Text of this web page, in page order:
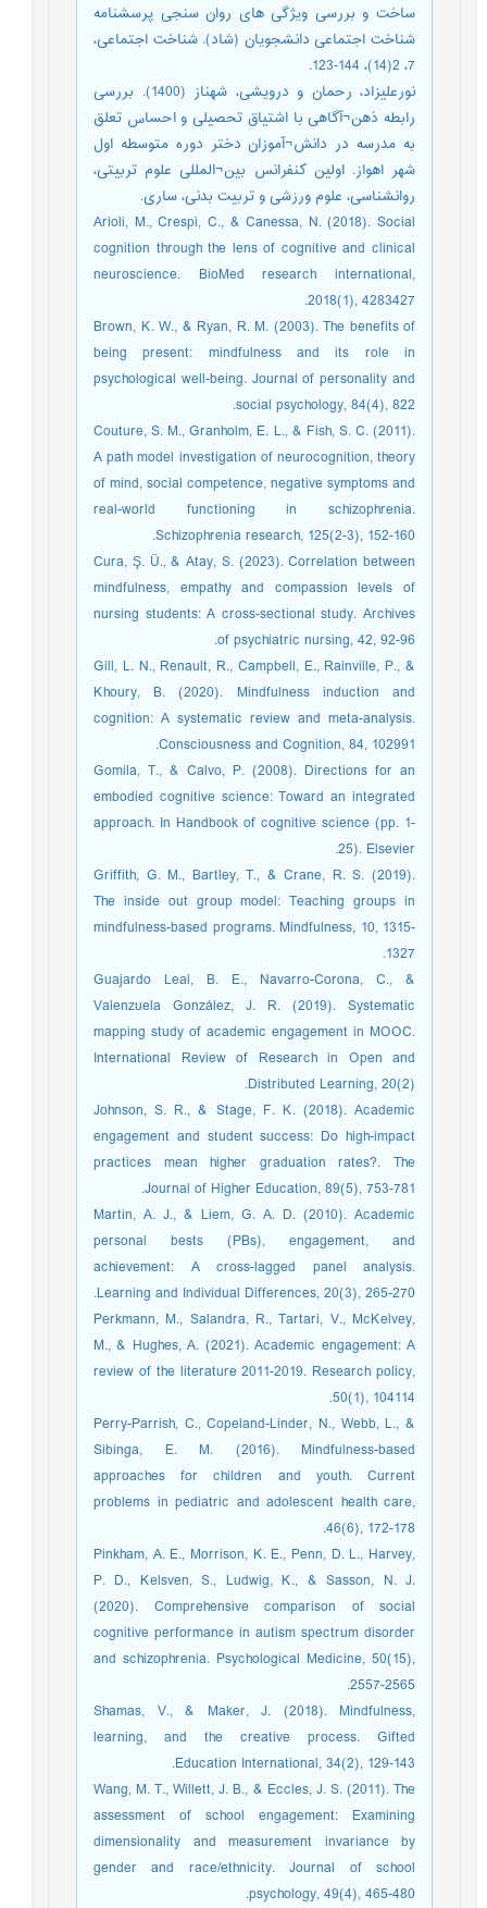
ساخت و بررسی ویژگی های روان سنجی پرسشنامه
شناخت اجتماعی دانشجویان (شاد). شناخت اجتماعی،
7، 2(14)، 144-123.
نورعلیزاد، رحمان و درویشی، شهناز (1400). بررسی
رابطه ذهن¬آگاهی با اشتیاق تحصیلی و احساس تعلق
به مدرسه در دانش¬آموزان دختر دوره متوسطه اول
شهر اهواز. اولین کنفرانس بین¬المللی علوم تربیتی،
روانشناسی، علوم ورزشی و تربیت بدنی، ساری.
Arioli, M., Crespi, C., & Canessa, N. (2018). Social
cognition through the lens of cognitive and clinical
neuroscience. BioMed research international,
2018(1), 4283427.‏
Brown, K. W., & Ryan, R. M. (2003). The benefits of
being present: mindfulness and its role in
psychological well-being. Journal of personality and
social psychology, 84(4), 822.‏
Couture, S. M., Granholm, E. L., & Fish, S. C. (2011).
A path model investigation of neurocognition, theory
of mind, social competence, negative symptoms and
real-world functioning in schizophrenia.
Schizophrenia research, 125(2-3), 152-160.‏
Cura, Ş. Ü., & Atay, S. (2023). Correlation between
mindfulness, empathy and compassion levels of
nursing students: A cross-sectional study. Archives
of psychiatric nursing, 42, 92-96.‏
Gill, L. N., Renault, R., Campbell, E., Rainville, P., &
Khoury, B. (2020). Mindfulness induction and
cognition: A systematic review and meta-analysis.
Consciousness and Cognition, 84, 102991.‏
Gomila, T., & Calvo, P. (2008). Directions for an
embodied cognitive science: Toward an integrated
approach. In Handbook of cognitive science (pp. 1-
25). Elsevier.‏
Griffith, G. M., Bartley, T., & Crane, R. S. (2019).
The inside out group model: Teaching groups in
mindfulness-based programs. Mindfulness, 10, 1315-
1327.‏
Guajardo Leal, B. E., Navarro-Corona, C., &
Valenzuela González, J. R. (2019). Systematic
mapping study of academic engagement in MOOC.
International Review of Research in Open and
Distributed Learning, 20(2).‏
Johnson, S. R., & Stage, F. K. (2018). Academic
engagement and student success: Do high-impact
practices mean higher graduation rates?. The
Journal of Higher Education, 89(5), 753-781.‏
Martin, A. J., & Liem, G. A. D. (2010). Academic
personal bests (PBs), engagement, and
achievement: A cross-lagged panel analysis.
Learning and Individual Differences, 20(3), 265-270.
Perkmann, M., Salandra, R., Tartari, V., McKelvey,
M., & Hughes, A. (2021). Academic engagement: A
review of the literature 2011-2019. Research policy,
50(1), 104114.‏
Perry-Parrish, C., Copeland-Linder, N., Webb, L., &
Sibinga, E. M. (2016). Mindfulness-based
approaches for children and youth. Current
problems in pediatric and adolescent health care,
46(6), 172-178.‏
Pinkham, A. E., Morrison, K. E., Penn, D. L., Harvey,
P. D., Kelsven, S., Ludwig, K., & Sasson, N. J.
(2020). Comprehensive comparison of social
cognitive performance in autism spectrum disorder
and schizophrenia. Psychological Medicine, 50(15),
2557-2565.‏
Shamas, V., & Maker, J. (2018). Mindfulness,
learning, and the creative process. Gifted
Education International, 34(2), 129-143.‏
Wang, M. T., Willett, J. B., & Eccles, J. S. (2011). The
assessment of school engagement: Examining
dimensionality and measurement invariance by
gender and race/ethnicity. Journal of school
psychology, 49(4), 465-480.‏